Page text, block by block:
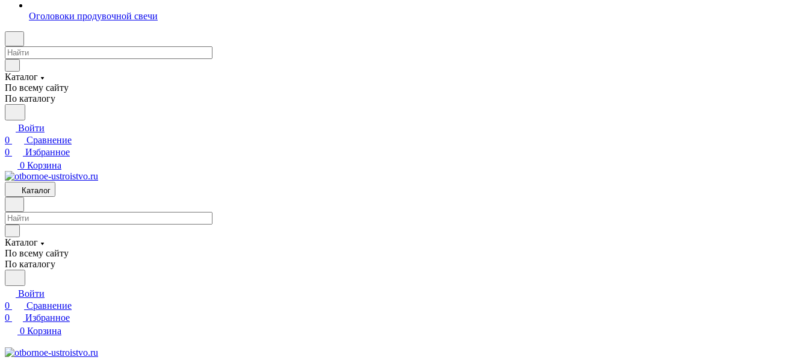
Оголовоки продувочной свечи
Каталог
По всему сайту
По каталогу
Войти
0
Сравнение
0
Избранное
0 Корзина
Каталог
Каталог
По всему сайту
По каталогу
Войти
0
Сравнение
0
Избранное
0 Корзина